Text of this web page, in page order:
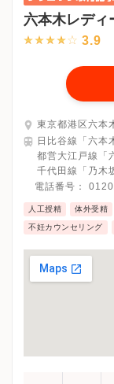
六本木レディ
3.9
東京都港区六本
日比谷線「六
都営大江戸線
千代田線「乃
電話番号：
人工授精 体外受精
不妊カウンセリング